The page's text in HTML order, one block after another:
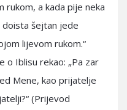
a kada pije neka
šejtan jede
lijevom rukom.“
o Iblisu rekao: „Pa zar
Mene, kao prijatelje
(Prijevod